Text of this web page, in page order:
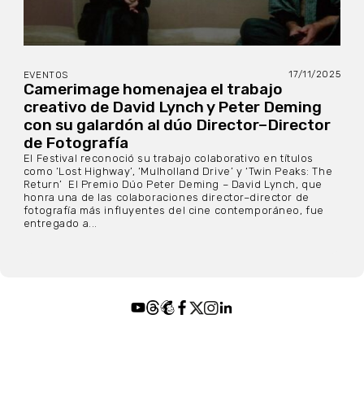
EVENTOS 17/11/2025
Camerimage homenajea el trabajo
creativo de David Lynch y Peter Deming
con su galardón al dúo Director–Director
de Fotografía
El Festival reconoció su trabajo colaborativo en títulos
como ‘Lost Highway’, ‘Mulholland Drive’ y ‘Twin Peaks: The
Return’ El Premio Dúo Peter Deming – David Lynch, que
honra una de las colaboraciones director–director de
fotografía más influyentes del cine contemporáneo, fue
entregado a...